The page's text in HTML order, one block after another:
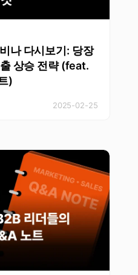
나 다시보기: 당장
상승 전략 (feat.
)
2025-02-25